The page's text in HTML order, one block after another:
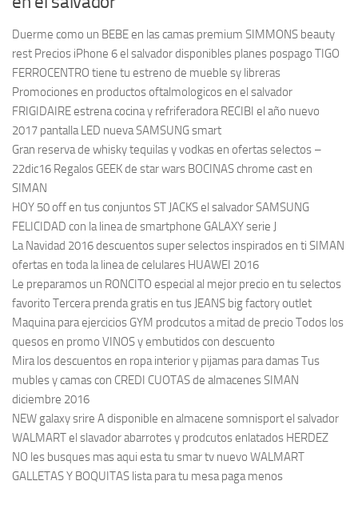
Duerme como un BEBE en las camas premium SIMMONS beauty
rest Precios iPhone 6 el salvador disponibles planes pospago TIGO
FERROCENTRO tiene tu estreno de mueble sy libreras
Promociones en productos oftalmologicos en el salvador
FRIGIDAIRE estrena cocina y refriferadora RECIBI el año nuevo
2017 pantalla LED nueva SAMSUNG smart
Gran reserva de whisky tequilas y vodkas en ofertas selectos –
22dic16 Regalos GEEK de star wars BOCINAS chrome cast en
SIMAN
HOY 50 off en tus conjuntos ST JACKS el salvador SAMSUNG
FELICIDAD con la linea de smartphone GALAXY serie J
La Navidad 2016 descuentos super selectos inspirados en ti SIMAN
ofertas en toda la linea de celulares HUAWEI 2016
Le preparamos un RONCITO especial al mejor precio en tu selectos
favorito Tercera prenda gratis en tus JEANS big factory outlet
Maquina para ejercicios GYM prodcutos a mitad de precio Todos los
quesos en promo VINOS y embutidos con descuento
Mira los descuentos en ropa interior y pijamas para damas Tus
mubles y camas con CREDI CUOTAS de almacenes SIMAN
diciembre 2016
NEW galaxy srire A disponible en almacene somnisport el salvador
WALMART el slavador abarrotes y prodcutos enlatados HERDEZ
NO les busques mas aqui esta tu smar tv nuevo WALMART
GALLETAS Y BOQUITAS lista para tu mesa paga menos